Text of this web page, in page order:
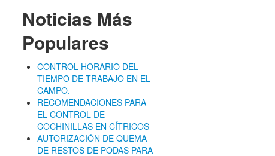
Noticias Más
Populares
CONTROL HORARIO DEL
TIEMPO DE TRABAJO EN EL
CAMPO.
RECOMENDACIONES PARA
EL CONTROL DE
COCHINILLAS EN CÍTRICOS
AUTORIZACIÓN DE QUEMA
DE RESTOS DE PODAS PARA